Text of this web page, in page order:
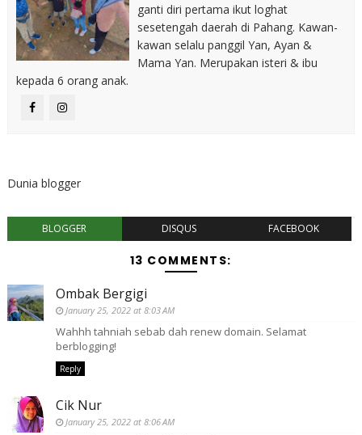
ganti diri pertama ikut loghat
sesetengah daerah di Pahang. Kawan-
kawan selalu panggil Yan, Ayan &
Mama Yan. Merupakan isteri & ibu
kepada 6 orang anak.
Dunia blogger
BLOGGER DISQUS FACEBOOK
13 COMMENTS:
Ombak Bergigi
January 25, 2022 at 8:03 AM
Wahhh tahniah sebab dah renew domain. Selamat
berblogging!
Reply
Cik Nur
January 25, 2022 at 8:06 AM